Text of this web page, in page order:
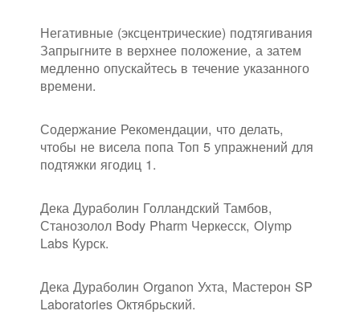
Негативные (эксцентрические) подтягивания
Запрыгните в верхнее положение, а затем
медленно опускайтесь в течение указанного
времени.
Содержание Рекомендации, что делать,
чтобы не висела попа Топ 5 упражнений для
подтяжки ягодиц 1.
Дека Дураболин Голландский Тамбов,
Станозолол Body Pharm Черкесск, Olymp
Labs Курск.
Дека Дураболин Organon Ухта, Мастерон SP
Laboratories Октябрьский.